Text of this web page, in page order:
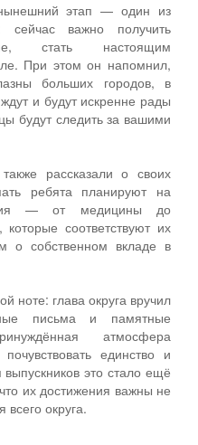
этап — один из
важно получить
стать настоящим
При этом он напомнил,
больших городов, в
и будут искренне рады
будут следить за вашими
рассказали о своих
ребята планируют на
— от медицины до
которые соответствуют их
о собственном вкладе в
ноте: глава округа вручил
письма и памятные
атмосфера
единство и
это стало ещё
их достижения важны не
округа.